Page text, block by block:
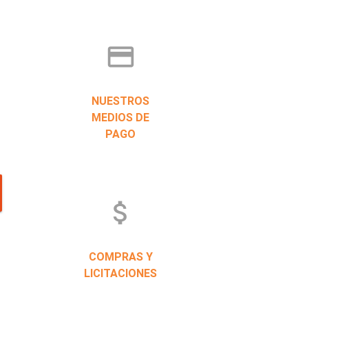
credit_card
NUESTROS
MEDIOS DE
PAGO
attach_money
COMPRAS Y
LICITACIONES